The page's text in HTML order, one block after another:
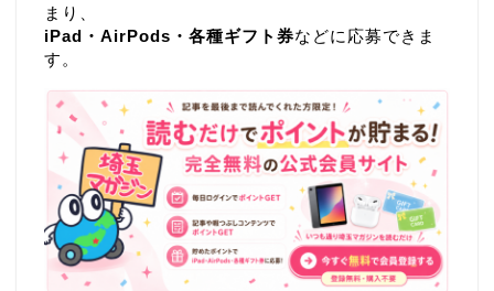
まり、
iPad・AirPods・各種ギフト券などに応募できま
す。